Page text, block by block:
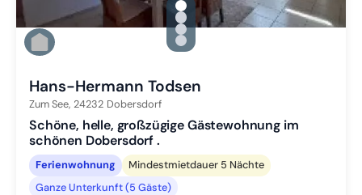
gallery.slide_selector
Zu Slide 1 wechseln
Zu Slide 2 wechseln
Zu Slide 3 wechseln
Zu Slide 4 wechseln
Hans-Hermann Todsen
Zum See, 24232 Dobersdorf
Schöne, helle, großzügige Gästewohnung im
schönen Dobersdorf .
Ferienwohnung
Mindestmietdauer 5 Nächte
Ganze Unterkunft (5 Gäste)